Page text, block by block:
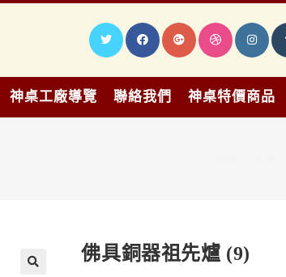
神桌工廠導覽 聯絡我們 神桌特價商品
佛具銅器祖先爐 (9)